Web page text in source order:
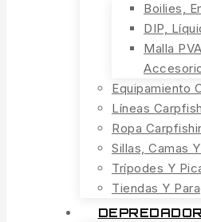
Boilies,
DIP,
Malla
Equipamiento
Líneas
Ropa
Sillas, Camas
Trípodes Y
Tiendas Y